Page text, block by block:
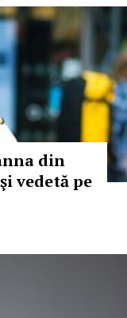
din
vedetă pe